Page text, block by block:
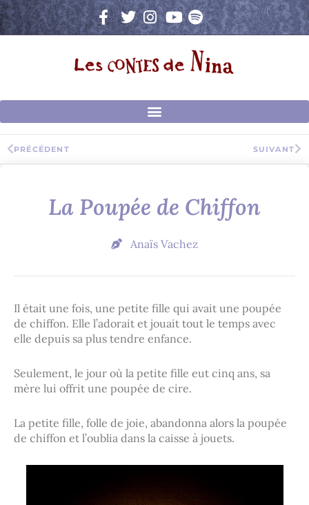
Aller
au
contenu
Précédent
PRÉCÉDENT SUIVANT
La Poupée de Chiffon
Anaïs Vachez
Il était une fois, une petite fille qui avait une poupée
de chiffon. Elle l’adorait et jouait tout le temps avec
elle depuis sa plus tendre enfance.
Seulement, le jour où la petite fille eut cinq ans, sa
mère lui offrit une poupée de cire.
La petite fille, folle de joie, abandonna alors la poupée
de chiffon et l’oublia dans la caisse à jouets.